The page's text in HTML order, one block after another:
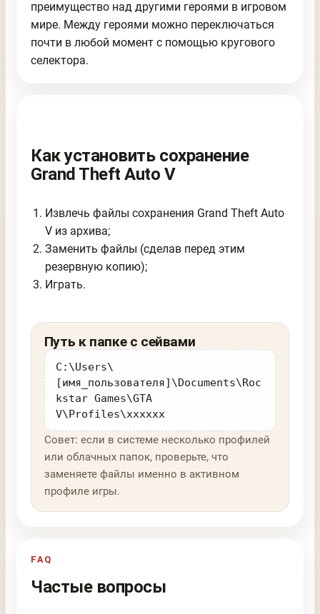
преимущество над другими героями в игровом
мире. Между героями можно переключаться
почти в любой момент с помощью кругового
селектора.
Как установить сохранение
Grand Theft Auto V
Извлечь файлы сохранения Grand Theft Auto
V из архива;
Заменить файлы (сделав перед этим
резервную копию);
Играть.
Путь к папке с сейвами
C:\Users\
[имя_пользователя]\Documents\Roc
kstar Games\GTA
V\Profiles\xxxxxx
Совет: если в системе несколько профилей
или облачных папок, проверьте, что
заменяете файлы именно в активном
профиле игры.
FAQ
Частые вопросы